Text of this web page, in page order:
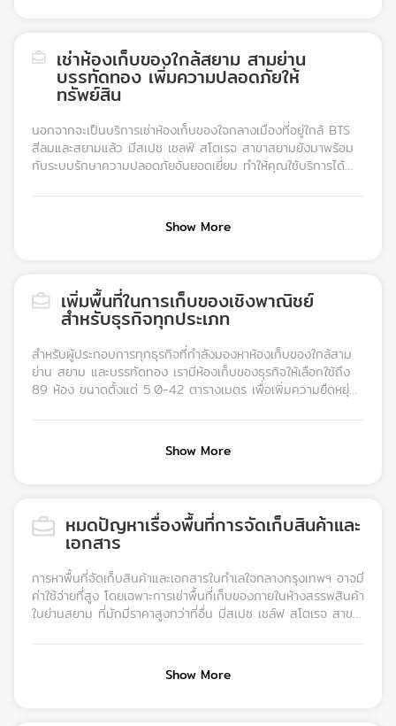
เช่าห้องเก็บของใกล้สยาม สามย่าน
บรรทัดทอง เพิ่มความปลอดภัยให้
ทรัพย์สิน
นอกจากจะเป็นบริการเช่าห้องเก็บของใจกลางเมืองที่อยู่ใกล้ BTS
สีลมและสยามแล้ว มีสเปซ เซลฟ์ สโตเรจ สาขาสยามยังมาพร้อม
กับระบบรักษาความปลอดภัยอันยอดเยี่ยม ทำให้คุณใช้บริการได้
ห้อง ทั้งห้องเก็บของส่วนตัว ห้องเก็บของธุรกิจ ห้องเก็บไวน์ และ
ตู้นิรภัย เลือกได้หลากหลายขนาด เพื่อให้ตอบโจทย์การใช้งานของ
เข้าถึงพื้นที่เก็บของได้โดยใช้บัตรคีย์การ์ดและระบบยืนยันตัวตนด้วย
รหัสผ่านส่วนตัว (Private Pincode) ก่อนเข้าใช้งาน มาพร้อมกับ
การประกันความปลอดภัยและประกันภัยทรัพย์สินภายในพื้นที่โดย
AON Thailand ที่ให้ความคุ้มครองทรัพย์สินของคุณเมื่อเกิดความ
เสียหาย ซึ่งคุณสามารถเลือกความคุ้มครองได้อย่างอิสระ พร้อม
อัตราค่าบริการที่สามารถปรับได้ตามความต้องการ เพื่อให้ทรัพย์สิน
ของคุณได้รับการคุ้มครองสูงสุด
Show More
เพิ่มพื้นที่ในการเก็บของเชิงพาณิชย์
สำหรับธุรกิจทุกประเภท
สำหรับผู้ประกอบการทุกธุรกิจที่กำลังมองหาห้องเก็บของใกล้สาม
ย่าน สยาม และบรรทัดทอง เรามีห้องเก็บของธุรกิจให้เลือกใช้ถึง
89 ห้อง ขนาดตั้งแต่ 5.0-42 ตารางเมตร เพื่อเพิ่มความยืดหยุ่น
ออกอีเวนต์ให้ง่ายดายมากยิ่งขึ้น สามารถเก็บของได้สะดวก หมด
กังวลเกี่ยวกับการเดินทาง นอกจากนี้ยังสามารถเข้ามาใช้บริการได้
Show More
หมดปัญหาเรื่องพื้นที่การจัดเก็บสินค้าและ
เอกสาร
การหาพื้นที่จัดเก็บสินค้าและเอกสารในทำเลใจกลางกรุงเทพฯ อาจมี
ค่าใช้จ่ายที่สูง โดยเฉพาะการเช่าพื้นที่เก็บของภายในห้างสรรพสินค้า
ในย่านสยาม ที่มักมีราคาสูงกว่าที่อื่น มีสเปซ เซล์ฟ สโตเรจ สาขา
เช่าที่เก็บของรายเดือนในย่านสยาม ตอบโจทย์ทั้งธุรกิจค้าขายและ
บุคคลทั่วไปที่ต้องการพื้นที่จัดเก็บสต๊อกสินค้า หรือเอกสารสำคัญ
Show More